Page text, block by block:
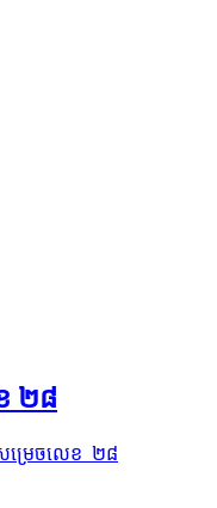
ខ ២៨
សម្រេចលេខ ២៨